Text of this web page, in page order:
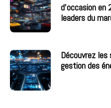
d’occasion
leaders du
Découvrez
gestion des